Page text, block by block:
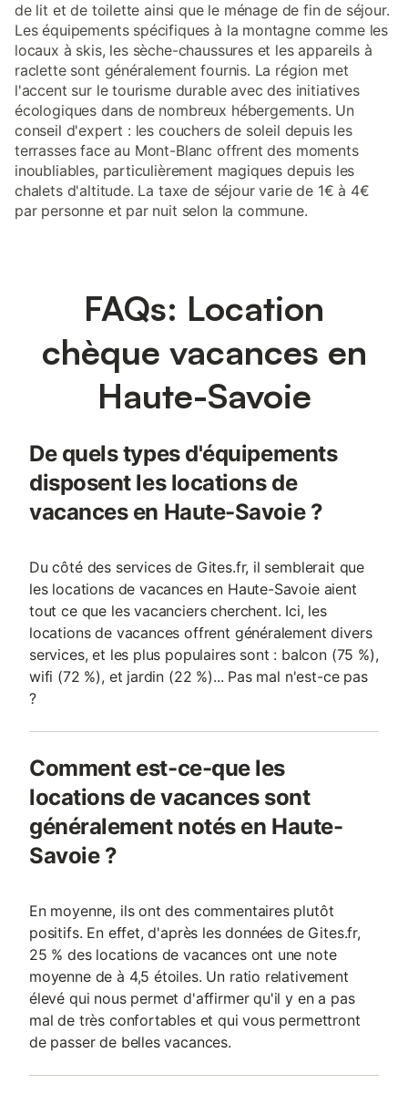
de lit et de toilette ainsi que le ménage de fin de séjour.
Les équipements spécifiques à la montagne comme les
locaux à skis, les sèche-chaussures et les appareils à
raclette sont généralement fournis. La région met
l'accent sur le tourisme durable avec des initiatives
écologiques dans de nombreux hébergements. Un
conseil d'expert : les couchers de soleil depuis les
terrasses face au Mont-Blanc offrent des moments
inoubliables, particulièrement magiques depuis les
chalets d'altitude. La taxe de séjour varie de 1€ à 4€
par personne et par nuit selon la commune.
FAQs: Location
chèque vacances en
Haute-Savoie
De quels types d'équipements
disposent les locations de
vacances en Haute-Savoie ?
Du côté des services de Gites.fr, il semblerait que
les locations de vacances en Haute-Savoie aient
tout ce que les vacanciers cherchent. Ici, les
locations de vacances offrent généralement divers
services, et les plus populaires sont : balcon (75 %),
wifi (72 %), et jardin (22 %)... Pas mal n'est-ce pas
?
Comment est-ce-que les
locations de vacances sont
généralement notés en Haute-
Savoie ?
En moyenne, ils ont des commentaires plutôt
positifs. En effet, d'après les données de Gites.fr,
25 % des locations de vacances ont une note
moyenne de à 4,5 étoiles. Un ratio relativement
élevé qui nous permet d'affirmer qu'il y en a pas
mal de très confortables et qui vous permettront
de passer de belles vacances.